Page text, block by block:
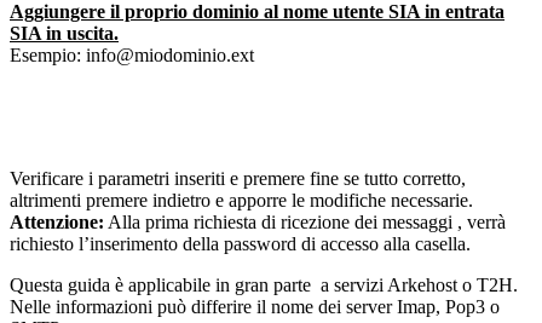
Aggiungere il proprio dominio al nome utente SIA in entrata
SIA in uscita.
Esempio: info@miodominio.ext
Verificare i parametri inseriti e premere fine se tutto corretto,
altrimenti premere indietro e apporre le modifiche necessarie.
Attenzione: Alla prima richiesta di ricezione dei messaggi , verrà
richiesto l’inserimento della password di accesso alla casella.
Questa guida è applicabile in gran parte a servizi Arkehost o T2H.
Nelle informazioni può differire il nome dei server Imap, Pop3 o